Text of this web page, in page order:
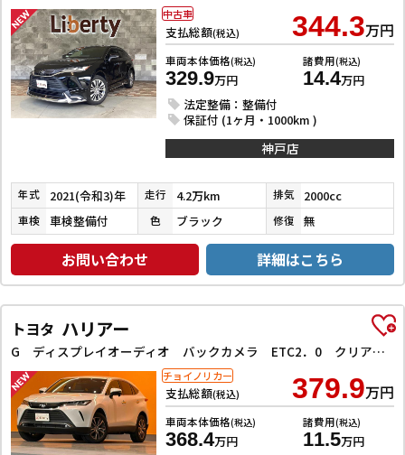
支払総額(税込) 344.3万円
車両本体価格(税込)
329.9万円
諸費用(税込)
14.4万円
法定整備：整備付
保証付 (1ヶ月・1000km )
中古車
神戸店
年式 2021(令和3)年 走行 4.2万km 排気 2000cc
車検 車検整備付 色 ブラック 修復 無
お問い合わせ 詳細はこちら
トヨタ ハリアー
G ディスプレイオーディオ バックカメラ ETC2．0 クリアランスソナー クルーズコントロール レーンアシスト パワーシート 衝突被害軽減システム LEDヘッドランプ 電動リアゲート アルミホイール
支払総額(税込) 379.9万円
車両本体価格(税込)
368.4万円
諸費用(税込)
11.5万円
チョイノリカー